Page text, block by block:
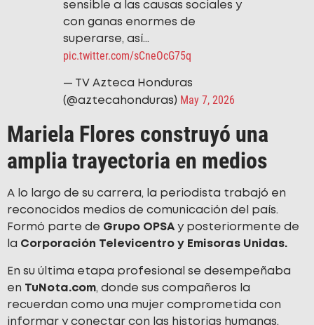
sensible a las causas sociales y
con ganas enormes de
superarse, así…
pic.twitter.com/sCneOcG75q
— TV Azteca Honduras
(@aztecahonduras) May 7, 2026
Mariela Flores construyó una
amplia trayectoria en medios
A lo largo de su carrera, la periodista trabajó en
reconocidos medios de comunicación del país.
Formó parte de Grupo OPSAy posteriormente de
la Corporación Televicentro y Emisoras Unidas.
En su última etapa profesional se desempeñaba
en TuNota.com, donde sus compañeros la
recuerdan como una mujer comprometida con
informar y conectar con las historias humanas.